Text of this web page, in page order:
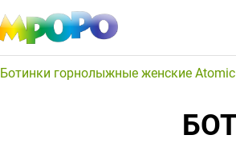
Ботинки горнолыжные женские